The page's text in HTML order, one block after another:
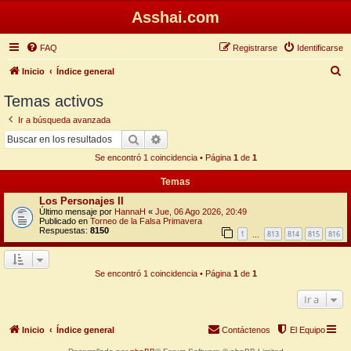
Asshai.com
FAQ Identificarse
Registrarse
Inicio Índice general
Temas activos
Ir a búsqueda avanzada
Buscar
Se encontró 1 coincidencia • Página 1de 1
Temas
Los Personajes II
Último mensaje por HannaH « Jue, 06 Ago 2026, 20:49
Publicado en Torneo de la Falsa Primavera
Respuestas: 8150 1 813 814 815 816
Se encontró 1 coincidencia • Página 1de 1
Ir a
Inicio Índice general El Equipo
Contáctenos